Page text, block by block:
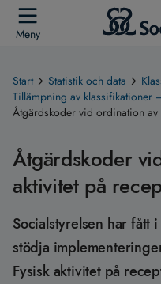
Meny
Start Statistik och data
Tillämpning av klassifikationer
Åtgärdskoder vid ordination av
Åtgärdskoder
aktivitet på
Socialstyrelsen har
stödja
Fysisk aktivitet på